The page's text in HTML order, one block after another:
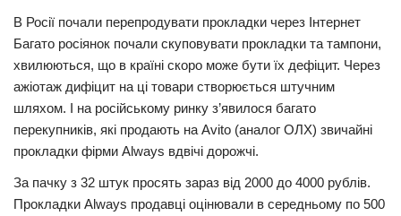
В Росії почали перепродувати прокладки через Інтернет
Багато росіянок почали скуповувати прокладки та тампони,
хвилюються, що в країні скоро може бути їх дефіцит. Через
ажіотаж дифіцит на ці товари створюється штучним
шляхом. І на російському ринку з’явилося багато
перекупників, які продають на Avito (аналог ОЛХ) звичайні
прокладки фірми Always вдвічі дорожчі.
За пачку з 32 штук просять зараз від 2000 до 4000 рублів.
Прокладки Always продавці оцінювали в середньому по 500